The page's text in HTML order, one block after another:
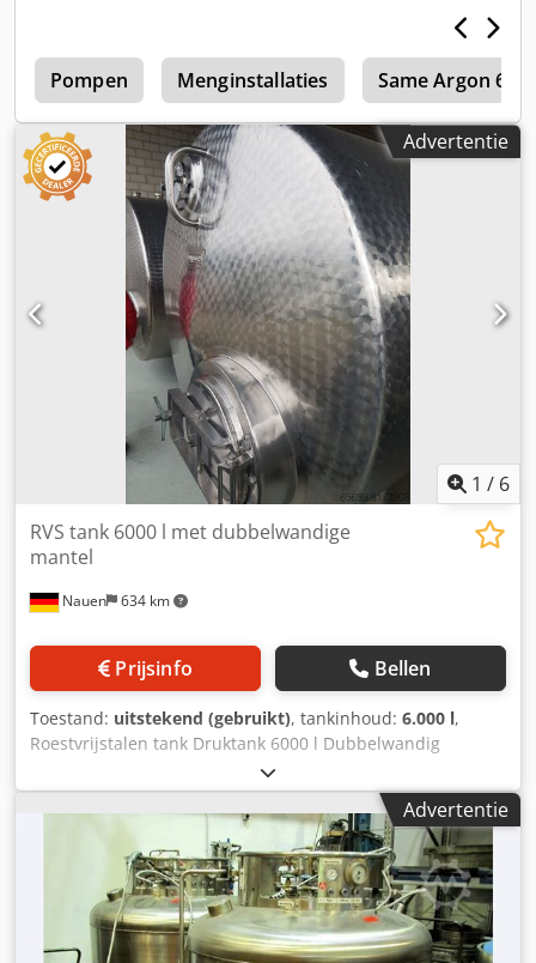
Pompen Menginstallaties Same Argon 60
Advertentie
1 / 6
Nauen 634 km
RVS tank 6000 l met dubbelwandige
mantel
Prijsinfo Bellen
Toestand: uitstekend (gebruikt), tankinhoud: 6.000 l,
Roestvrijstalen tank Druktank 6000 l Dubbelwandig
Inhoud: 6000 l 2 stuks beschikbaar Met roerwerk
Dubbelwandig Ongebruikt!!! Dedpfxek D T Rte Albeck Zeer
goede staat, direct uit productie!!!
Advertentie